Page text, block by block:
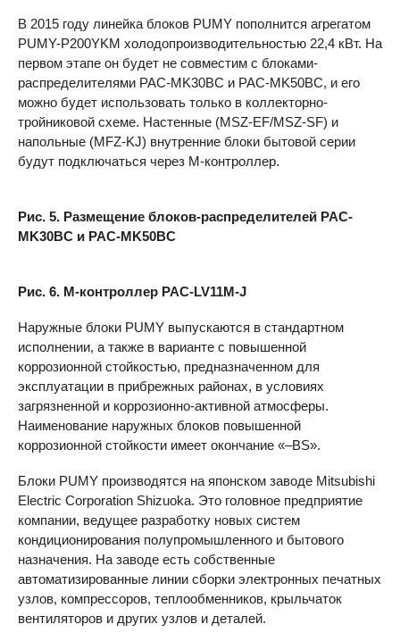
В 2015 году линейка блоков PUMY пополнится агрегатом
PUMY-P200YKM холодопроизводительностью 22,4 кВт. На
первом этапе он будет не совместим с блоками-
распределителями PAC-MK30BC и PAC-MK50BC, и его
можно будет использовать только в коллекторно-
тройниковой схеме. Настенные (MSZ-EF/MSZ-SF) и
напольные (MFZ-KJ) внутренние блоки бытовой серии
будут подключаться через М-контроллер.
Рис. 5. Размещение блоков-распределителей PAC-
MK30BC и PAC-MK50BC
Рис. 6. М-контроллер PAC-LV11M-J
Наружные блоки PUMY выпускаются в стандартном
исполнении, а также в варианте с повышенной
коррозионной стойкостью, предназначенном для
эксплуатации в прибрежных районах, в условиях
загрязненной и коррозионно-активной атмосферы.
Наименование наружных блоков повышенной
коррозионной стойкости имеет окончание «–BS».
Блоки PUMY производятся на японском заводе Mitsubishi
Electric Corporation Shizuoka. Это головное предприятие
компании, ведущее разработку новых систем
кондиционирования полупромышленного и бытового
назначения. На заводе есть собственные
автоматизированные линии сборки электронных печатных
узлов, компрессоров, теплообменников, крыльчаток
вентиляторов и других узлов и деталей.